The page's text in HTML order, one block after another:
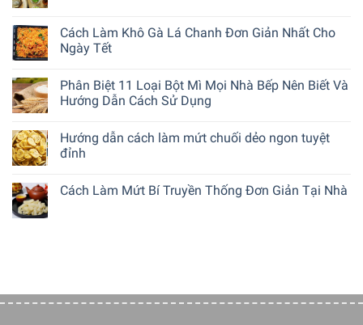
Cách Làm Khô Gà Lá Chanh Đơn Giản Nhất Cho
Ngày Tết
Phân Biệt 11 Loại Bột Mì Mọi Nhà Bếp Nên Biết Và
Hướng Dẫn Cách Sử Dụng
Hướng dẫn cách làm mứt chuối dẻo ngon tuyệt
đỉnh
Cách Làm Mứt Bí Truyền Thống Đơn Giản Tại Nhà